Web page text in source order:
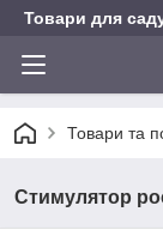
Товари для
Товари та
Стимулятор